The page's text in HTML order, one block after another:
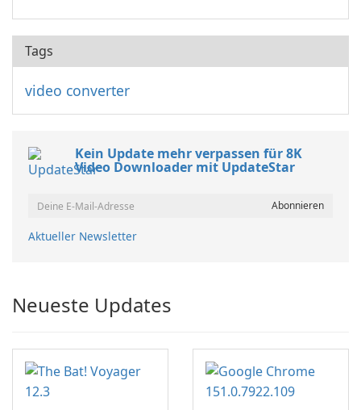
Tags
video converter
Kein Update mehr verpassen für 8K
Video Downloader mit UpdateStar
Aktueller Newsletter
Neueste Updates